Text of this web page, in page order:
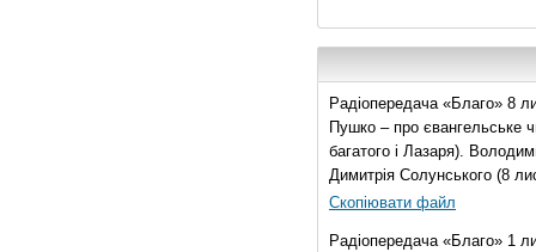
Радіопередача «Благо» 8
Пушко – про євангельське
багатого і Лазаря).
Димитрія Солунського (8
Скопіювати файл
Радіопередача «Благо» 1